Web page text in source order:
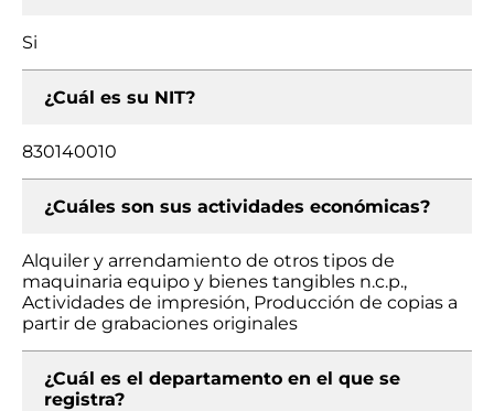
Si
¿Cuál es su NIT?
830140010
¿Cuáles son sus actividades económicas?
Alquiler y arrendamiento de otros tipos de
maquinaria equipo y bienes tangibles n.c.p.,
Actividades de impresión, Producción de copias a
partir de grabaciones originales
¿Cuál es el departamento en el que se
registra?